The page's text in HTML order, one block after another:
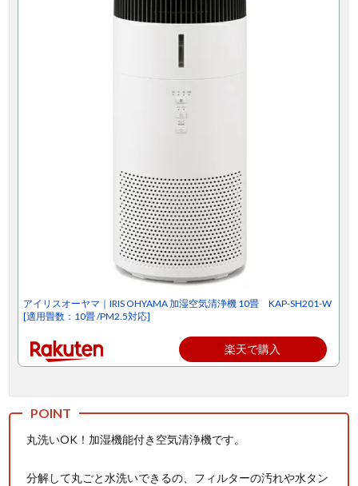
アイリスオーヤマ｜IRIS OHYAMA 加湿空気清浄機 10畳 KAP-SH201-W
[適用畳数：10畳 /PM2.5対応]
楽天で購入
丸洗いOK！加湿機能付き空気清浄機です。
分解して丸ごと水洗いできるの、フィルターの汚れや水タン